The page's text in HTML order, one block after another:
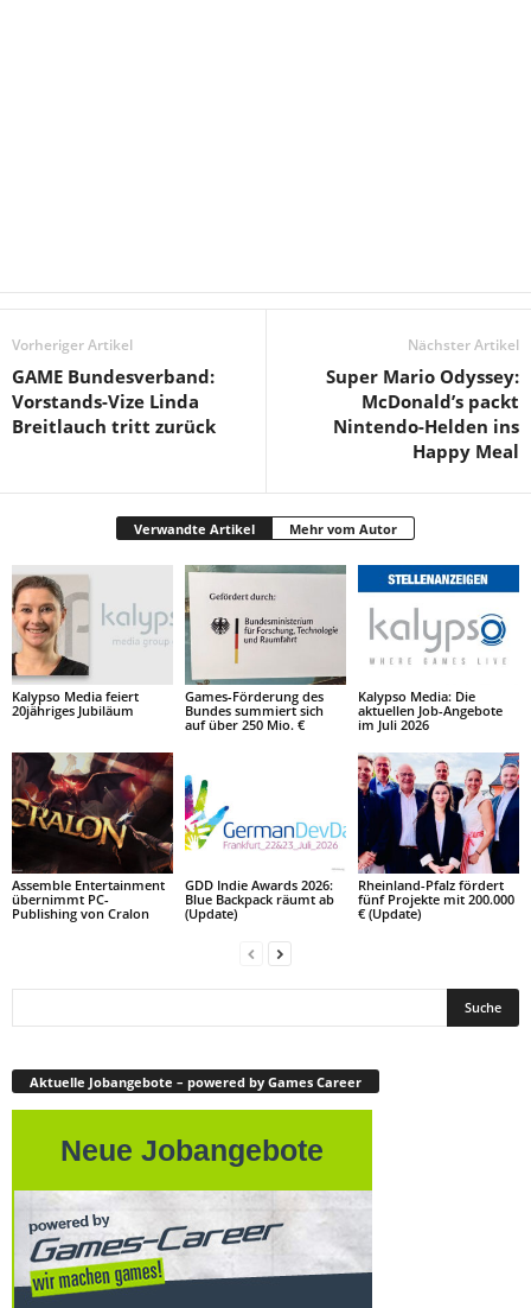
Vorheriger Artikel
GAME Bundesverband:
Vorstands-Vize Linda
Breitlauch tritt zurück
Nächster Artikel
Super Mario Odyssey:
McDonald’s packt
Nintendo-Helden ins
Happy Meal
Verwandte Artikel Mehr vom Autor
Kalypso Media feiert
20jähriges Jubiläum
Games-Förderung des
Bundes summiert sich
auf über 250 Mio. €
Kalypso Media: Die
aktuellen Job-Angebote
im Juli 2026
Assemble Entertainment
übernimmt PC-
Publishing von Cralon
GDD Indie Awards 2026:
Blue Backpack räumt ab
(Update)
Rheinland-Pfalz fördert
fünf Projekte mit 200.000
€ (Update)
Aktuelle Jobangebote – powered by Games Career